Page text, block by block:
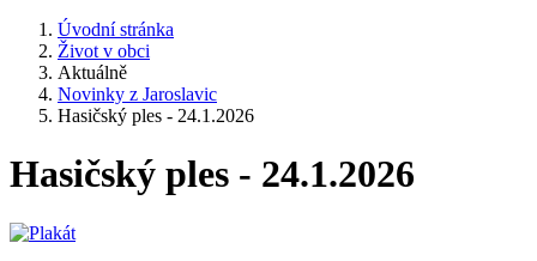
Úvodní stránka
Život v obci
Aktuálně
Novinky z Jaroslavic
Hasičský ples - 24.1.2026
Hasičský ples - 24.1.2026